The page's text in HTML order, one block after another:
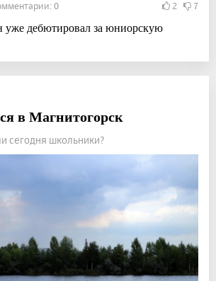
0 2 7
уже дебютировал за юниорскую
в Магнитогорск
сегодня школьники?